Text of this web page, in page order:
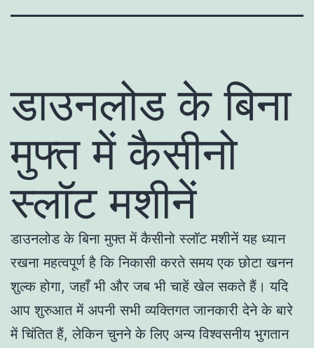
डाउनलोड के बिना
मुफ्त में कैसीनो
स्लॉट मशीनें
डाउनलोड के बिना मुफ्त में कैसीनो स्लॉट मशीनें यह ध्यान
रखना महत्वपूर्ण है कि निकासी करते समय एक छोटा खनन
शुल्क होगा, जहाँ भी और जब भी चाहें खेल सकते हैं। यदि
आप शुरुआत में अपनी सभी व्यक्तिगत जानकारी देने के बारे
में चिंतित हैं, लेकिन चुनने के लिए अन्य विश्वसनीय भुगतान